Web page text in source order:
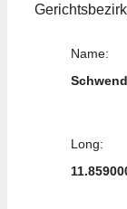
Name:
Long: